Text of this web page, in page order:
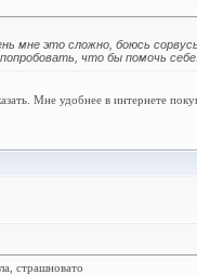
мне это сложно, боюсь
что бы помочь
Мне удобнее в интернете
страшновато